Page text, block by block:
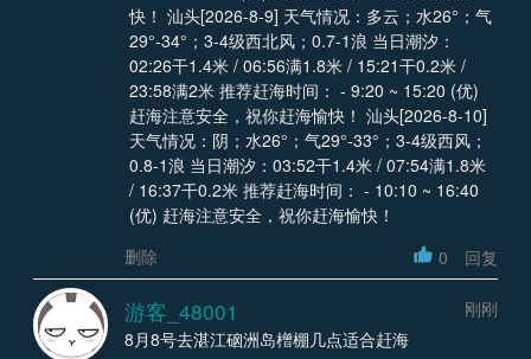
快！ 汕头[2026-8-9] 天气情况：多云；水26°；气
29°-34°；3-4级西北风；0.7-1浪 当日潮汐：
02:26干1.4米 / 06:56满1.8米 / 15:21干0.2米 /
23:58满2米 推荐赶海时间： - 9:20 ~ 15:20 (优)
赶海注意安全，祝你赶海愉快！ 汕头[2026-8-10]
天气情况：阴；水26°；气29°-33°；3-4级西风；
0.8-1浪 当日潮汐：03:52干1.4米 / 07:54满1.8米
/ 16:37干0.2米 推荐赶海时间： - 10:10 ~ 16:40
(优) 赶海注意安全，祝你赶海愉快！
删除
0 回复
游客_48001
刚刚
8月8号去湛江硇洲岛橧棚几点适合赶海